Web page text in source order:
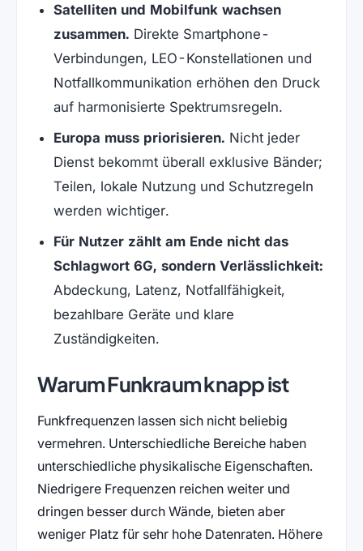
Satelliten und Mobilfunk wachsen
zusammen. Direkte Smartphone-
Verbindungen, LEO-Konstellationen und
Notfallkommunikation erhöhen den Druck
auf harmonisierte Spektrumsregeln.
Europa muss priorisieren. Nicht jeder
Dienst bekommt überall exklusive Bänder;
Teilen, lokale Nutzung und Schutzregeln
werden wichtiger.
Für Nutzer zählt am Ende nicht das
Schlagwort 6G, sondern Verlässlichkeit:
Abdeckung, Latenz, Notfallfähigkeit,
bezahlbare Geräte und klare
Zuständigkeiten.
Warum Funkraum knapp ist
Funkfrequenzen lassen sich nicht beliebig
vermehren. Unterschiedliche Bereiche haben
unterschiedliche physikalische Eigenschaften.
Niedrigere Frequenzen reichen weiter und
dringen besser durch Wände, bieten aber
weniger Platz für sehr hohe Datenraten. Höhere